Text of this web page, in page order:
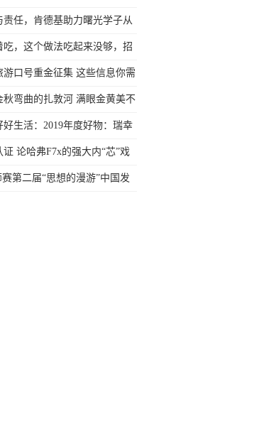
责任，肯德基助力曙光学子从
爱人间
吃，这个做法吃起来没够，招
好
游口号重金征集 这些信息你需
秋弯曲的扎敦河 满眼金黄美不
生活：2019年度好物：瑞幸
论哈弗F7x的强大内“芯”戏
第二届“思想的漫游”中国发